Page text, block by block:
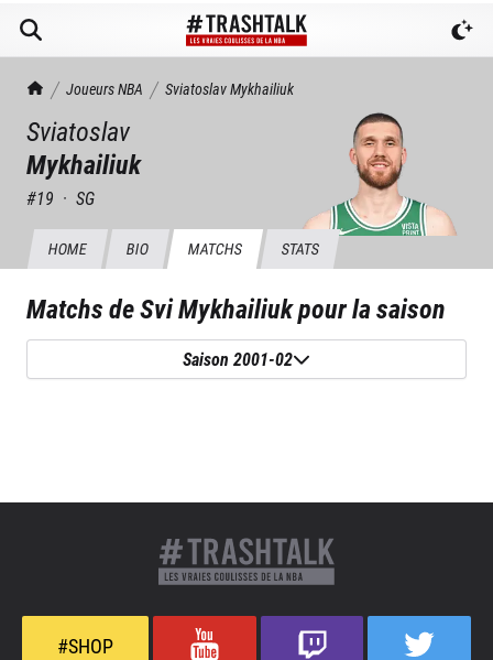
TrashTalk Actu NBA
Joueurs NBA SviatoslavMykhailiuk
Sviatoslav
Mykhailiuk
#19 · SG
HOME BIO MATCHS STATS
Matchs deSvi Mykhailiukpour la saison
Saison 2001-02
#SHOP